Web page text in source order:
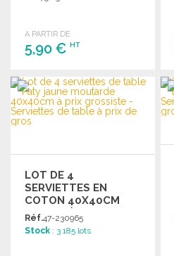
A PARTIR DE
5,90 € HT
COMMANDER
Demander un devis
LOT DE 4
SERVIETTES EN
COTON 40X40CM
JAUNES À PRIX
GROSSISTE
Réf.47-230965
Stock : 3 185 lots